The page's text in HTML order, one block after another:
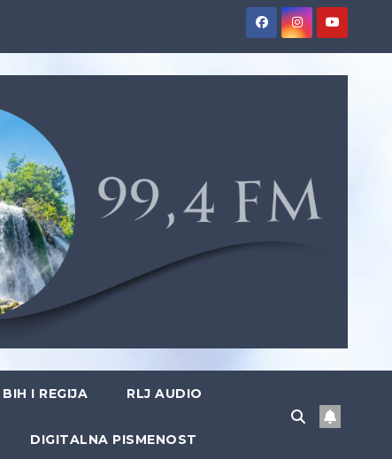
BIH I REGIJA RLJ AUDIO
DIGITALNA PISMENOST